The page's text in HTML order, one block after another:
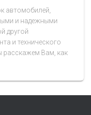
автомобилей,
и надежными
другой
и технического
расскажем Вам, как